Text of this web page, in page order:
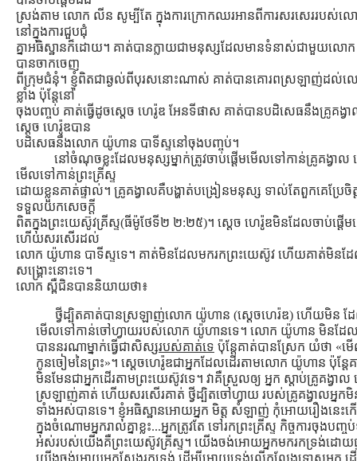
ស្រង់តាម លោក លីន សូម្បីតែ ក្នុងការក្រោកឈរអានពីការសរសេររបស់ល
នៅក្នុងការជួបជុំ
គ្នាអធិស្ឋានក៏ដោយ។ គាត់បានក្លាយជាមនុស្សដែលមានទំនាស់ជាមួយល
បានចាកចេញ
ពីក្រុមជំនុំ។ ខ្ញុំពិតជាឆ្ងល់ពីបុរសនោះណាស់ គាត់បានគោរពស្រឡាញ់ដល់
ខ្លាំង ប៉ុន្ដែនៅ
ចុងបញ្ចប់ គាត់ធ្វើដូចស្ដេច ហេរ៉ូឌ អែនទីផាស គាត់បានបដិសេធនឹងគ្រូគង្វ
ស្ដេច ហេរ៉ូឌបាន
បដិសេធនឹងលោក យ៉ូហាន បាទីស្ទនៅចុងបញ្ចប់។
នៅចំណុចខ្លះដែលមនុស្សម្នាក់ត្រូវចាប់ផ្ដើមមើលទៅកាន់គ្រូគង្វា
មើលទៅកាន់ព្រះគ្រីស្ទ
ដោយខ្លួនគាត់ផ្ទាល់។ គ្រូគង្វាលគឺបង្ហាត់បង្រៀនមនុស្ស ទាល់តែពួកគេប្រែចិ
ទទួលយកសេចក្ដី
ពិតក្នុងព្រះយេស៊ូវគ្រីស្ទ(ធីម៉ូថែទី២ ២:២៥)។ សេ្ដច ហេរ៉ូឌមិនដែលចាប់ផ្ដើម
ហើយសរសើរដល់
លោក យ៉ូហាន បាទីស្ទទេ។ គាត់មិនដែលមករកព្រះយេស៊ូវ ហើយគាត់មិនដ
សង្រ្គោះនោះទេ។
លោក ស្ពឺជិនបាននិយាយថា៖
ថ្វីដ្បិតគាត់បានស្រឡាញ់លោក យ៉ូហាន (ស្ដេចហេរ៉ឌ) ហើយមិន ដ
មើលទៅកាន់ចៅហ្វាយរបស់លោក យ៉ូហានទេ។ លោក យ៉ូហាន មិនដែ
បាននរណាម្នាក់ធ្វើជាសិស្សរបស់គាត់ទេ ប៉ុន្ដែគាត់បានស្រែក យំថា «ម
កូនចៀមនៃព្រះ»។ សេ្ដចហេរ៉ូឌជាអ្នកដែលដើរតាមលោក យ៉ូហាន ប៉ុន្ដែ
មិនមែនជាអ្នកដើរតាមព្រះយេស៊ូវទេ។ វាគឺស្រួលឲ្យ អ្នក ស្ដាប់គ្រូគង្វា
ស្រឡាញ់គាត់ ហើយសរសើរគាត់ ថ្វីដ្បិតចៅហ្វាយ របស់គ្រូគង្វាលអ្នកមិ
ទាំងអស់បានទេ។ ខ្ញុំអធិស្ឋានអោយអ្នក មិត្ដ សំឡាញ់ កុំអោយរឿងនេះក
ក្នុងចំណោមអ្នករាល់គ្នាខ្លះ...អ្នកត្រូវតែ ទៅរកព្រះគ្រីស្ទ កិច្ចការចុងបញ្ច
អស់របស់យើងគឺព្រះយេស៊ូវគ្រីស្ទ។ យើងចង់អោយអ្នកមករកទ្រង់ដោយ
យើងចង់អោយអ្នកស្វែងរកទ្រង់ ដើម្បីអោយទ្រង់លើកលែងទោសអ្នក ដ